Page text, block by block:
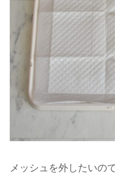
メッシュを外したいの